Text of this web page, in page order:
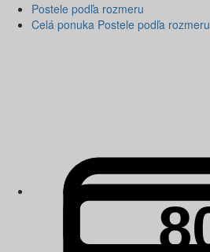
Postele podľa rozmeru
Celá ponuka Postele podľa rozmeru